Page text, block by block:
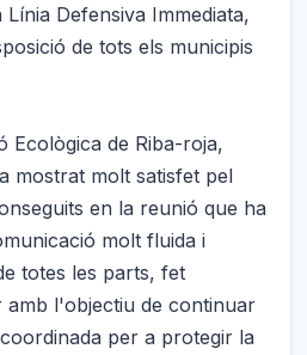
Defensiva Immediata,
de tots els municipis
Ecològica de Riba-roja,
mostrat molt satisfet pel
en la reunió que ha
molt fluida i
totes les parts, fet
amb l'objectiu de continuar
per a protegir la